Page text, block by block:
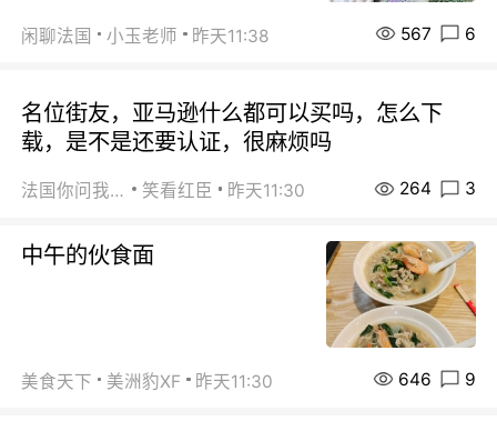
闲聊法国 小玉老师 昨天11:38 567 6
名位街友，亚马逊什么都可以买吗，怎么下
载，是不是还要认证，很麻烦吗
法国你问我答 笑看红臣 昨天11:30 264 3
中午的伙食面
美食天下 美洲豹XF 昨天11:30 646 9